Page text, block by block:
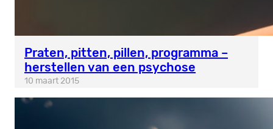
Praten, pitten, pillen, programma –
herstellen van een psychose
10 maart 2015